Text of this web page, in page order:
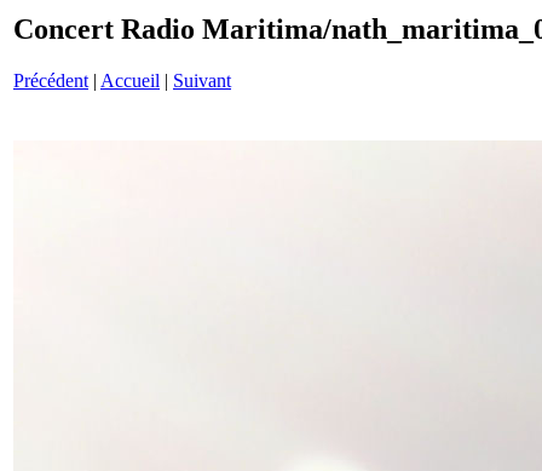
Concert Radio Maritima/
Précédent | Accueil | Suivant